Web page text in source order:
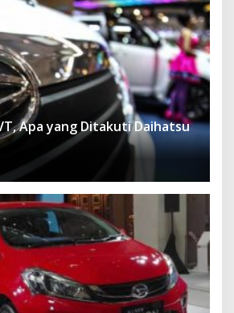
Apa yang Ditakuti Daihatsu